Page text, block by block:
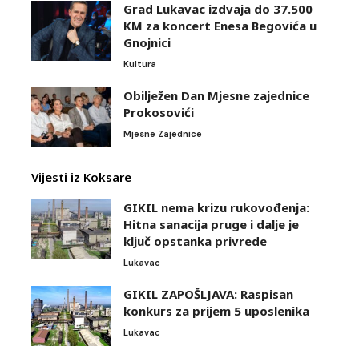
Grad Lukavac izdvaja do 37.500
KM za koncert Enesa Begovića u
Gnojnici
Kultura
Obilježen Dan Mjesne zajednice
Prokosovići
Mjesne Zajednice
Vijesti iz Koksare
GIKIL nema krizu rukovođenja:
Hitna sanacija pruge i dalje je
ključ opstanka privrede
Lukavac
GIKIL ZAPOŠLJAVA: Raspisan
konkurs za prijem 5 uposlenika
Lukavac